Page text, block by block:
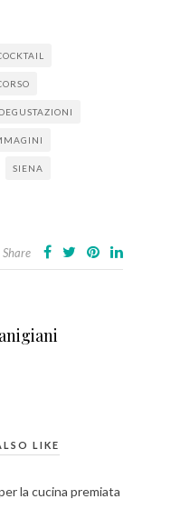
DEGUSTAZIONI
SIENA
Share
LIKE
la cucina premiata